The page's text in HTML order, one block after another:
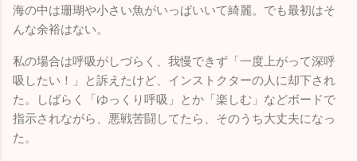
海の中は珊瑚や小さい魚がいっぱいいて綺麗。でも最初はそ
んな余裕はない。
私の場合は呼吸がしづらく、我慢できず「一度上がって深呼
吸したい！」と訴えたけど、インストクターの人に却下され
た。しばらく「ゆっくり呼吸」とか「楽しむ」などボードで
指示されながら、悪戦苦闘してたら、そのうち大丈夫になっ
た。